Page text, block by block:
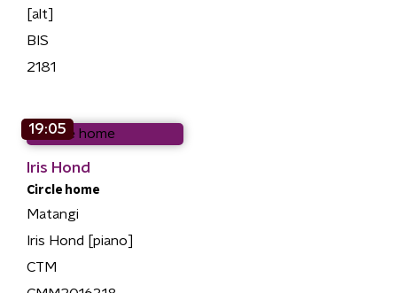
[alt]
BIS
2181
19:05
Iris Hond
Circle home
Matangi
Iris Hond [piano]
CTM